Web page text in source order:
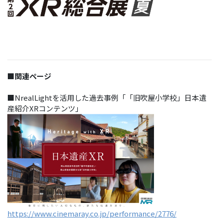
■関連ページ
■NrealLightを活用した過去事例「「旧吹屋小学校」日本遺
産紹介XRコンテンツ」
https://www.cinemaray.co.jp/performance/2776/